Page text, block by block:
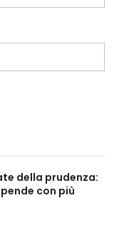
della prudenza:
con più